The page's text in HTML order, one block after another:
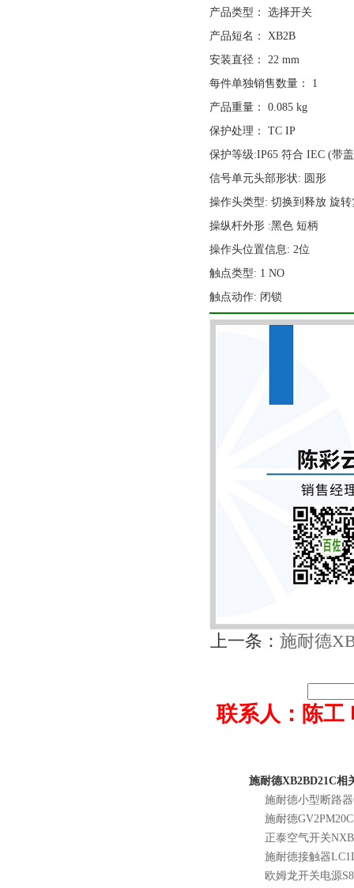
产品类型： 选择开关
产品短名： XB2B
安装直径： 22 mm
每件单独销售数量： 1
产品重量： 0.085 kg
保护处理： TC IP
保护等级:IP65 符合 IEC (带
信号单元头部形状: 圆形
操作头类型: 切换到释放 旋转
操纵杆外形 :黑色 短柄
操作头位置信息: 2位
触点类型: 1 NO
触点动作: 闭锁
上一条：施耐德
联系人：陈工
施耐德XB2BD21C相
施耐德小型断路器
施耐德GV2PM20C
正泰空气开关
施耐德接触器
欧姆龙开关电源